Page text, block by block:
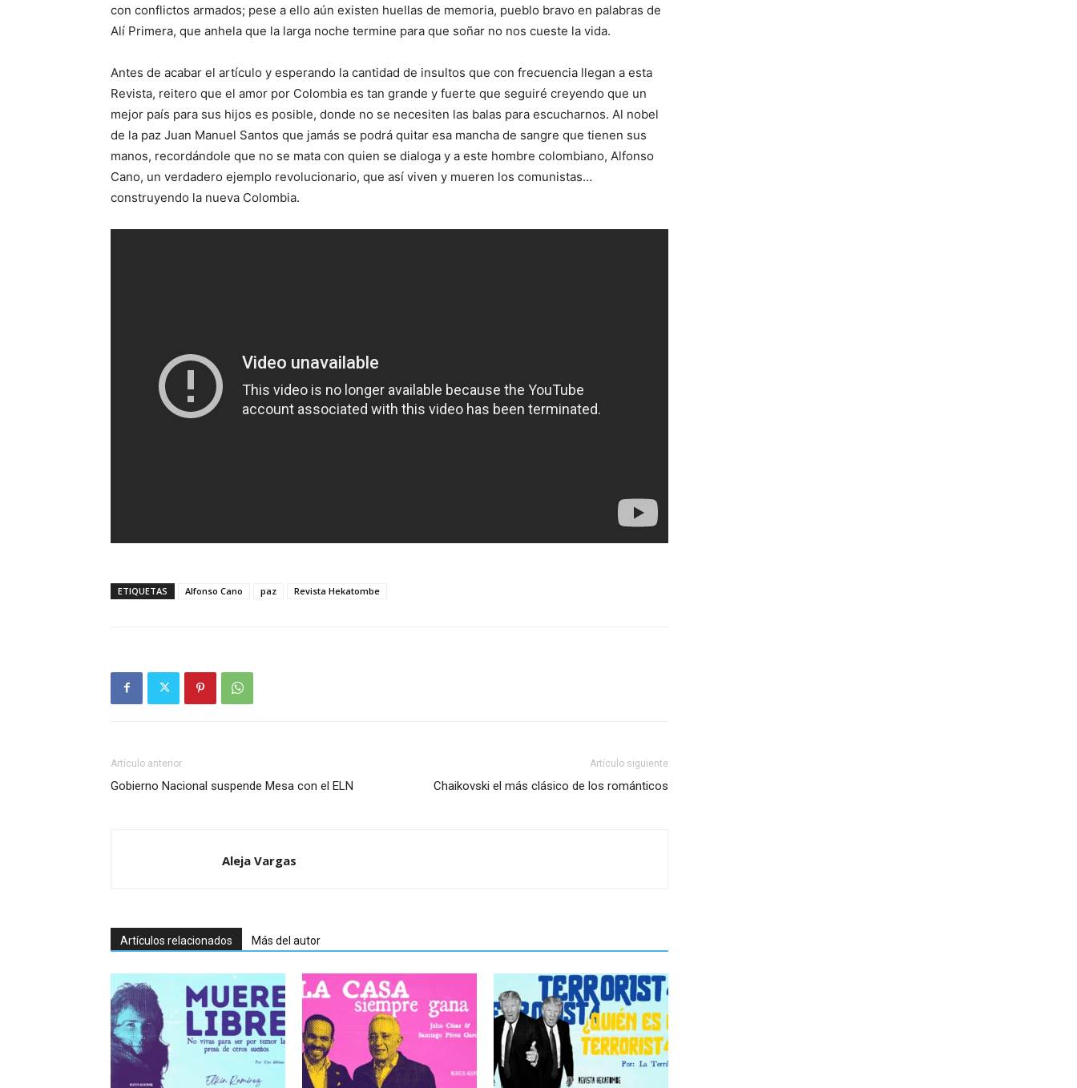
con conflictos armados; pese a ello aún existen huellas de memoria, pueblo bravo en palabras de
Alí Primera, que anhela que la larga noche termine para que soñar no nos cueste la vida.
Antes de acabar el artículo y esperando la cantidad de insultos que con frecuencia llegan a esta
Revista, reitero que el amor por Colombia es tan grande y fuerte que seguiré creyendo que un
mejor país para sus hijos es posible, donde no se necesiten las balas para escucharnos. Al nobel
de la paz Juan Manuel Santos que jamás se podrá quitar esa mancha de sangre que tienen sus
manos, recordándole que no se mata con quien se dialoga y a este hombre colombiano, Alfonso
Cano, un verdadero ejemplo revolucionario, que así viven y mueren los comunistas…
construyendo la nueva Colombia.
ETIQUETAS Alfonso Cano paz Revista Hekatombe
Artículo anterior
Gobierno Nacional suspende Mesa con el ELN
Artículo siguiente
Chaikovski el más clásico de los románticos
Aleja Vargas
Artículos relacionados Más del autor